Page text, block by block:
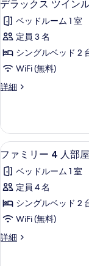
を
表
示
す
ム
禁
煙
の
す
べ
写
真
を
表
示
す
ル
ー
禁
煙
詳
ラ
ッ
ク
ス
イ
ル
ー
ム
禁
煙
の
す
べ
デラックス ツイン
ベッドルーム 1 室
定員 3 名
シングルベッド 2
WiFi (無料)
詳細
デ
ス
ツ
イ
ル
ー
禁
煙
詳
フ
ァ
ミ
リ
ー
人
5
ファミリー 4 人部
ベッドルーム 1 室
定員 4 名
シングルベッド 2
WiFi (無料)
詳細
フ